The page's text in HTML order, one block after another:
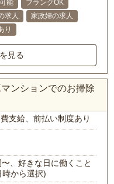
能
ブランクOK
求人
家政婦の求人
り
見る
ンションでのお掃除
費支給、前払い制度あり
、好きな日に働くこと
から選択)